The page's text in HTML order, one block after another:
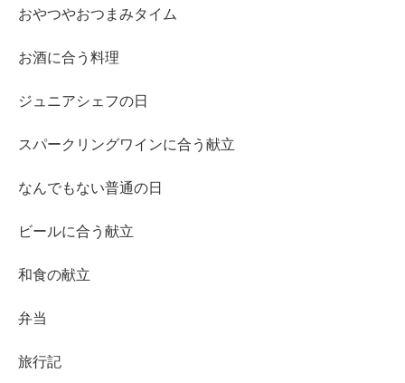
おやつやおつまみタイム
お酒に合う料理
ジュニアシェフの日
スパークリングワインに合う献立
なんでもない普通の日
ビールに合う献立
和食の献立
弁当
旅行記